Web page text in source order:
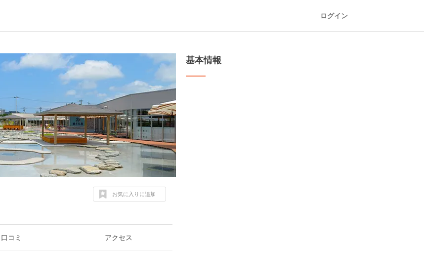
ログイン
お気に入りに追加
口コミ アクセス
基本情報